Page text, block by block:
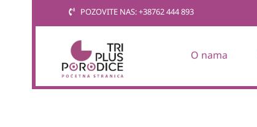
POZOVITE NAS: +38762 444 893
O nama